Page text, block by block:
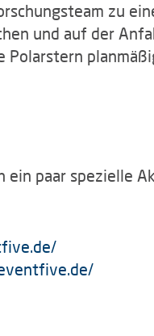
zu
und auf der
Polarstern
ein paar spezielle